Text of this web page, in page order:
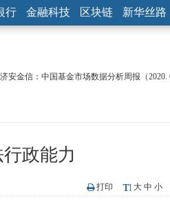
行 金融科技 区块链 新华丝路
济安金信：中国基金市场数据分析周报（2020.
济安金信：中国基金市场数据分析周报（2020.
【新华财经调查】同业存单、结构性存款玩起“
央行公开市场净投放300亿元 短端资金利率明
政能力
打印 大 中 小